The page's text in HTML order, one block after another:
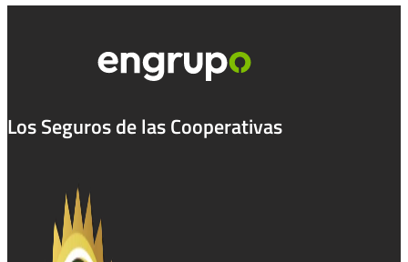
Los Seguros de las Cooperativas